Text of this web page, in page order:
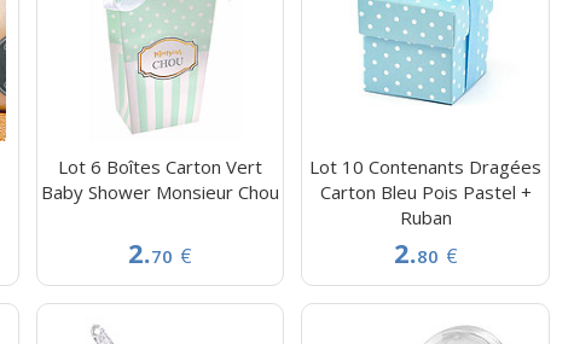
Lot 6 Boîtes Carton Vert
Baby Shower Monsieur Chou
2.70 €
Lot 10 Contenants Dragées
Carton Bleu Pois Pastel +
Ruban
2.80 €